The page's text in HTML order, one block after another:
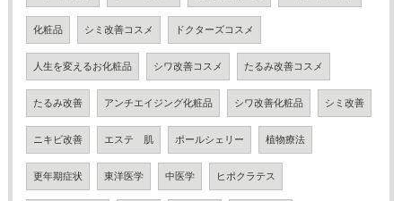
化粧品 シミ改善コスメ ドクターズコスメ
人生を変えるお化粧品 シワ改善コスメ たるみ改善コスメ
たるみ改善 アンチエイジング化粧品 シワ改善化粧品 シミ改善
ニキビ改善 エステ 肌 ポールシェリー 植物療法
更年期症状 東洋医学 中医学 ヒポクラテス